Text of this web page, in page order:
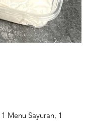
Menu Sayuran, 1